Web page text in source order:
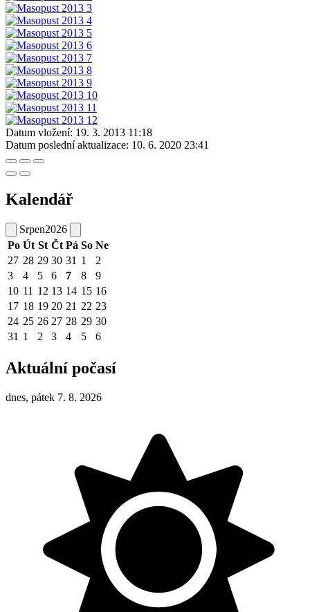
Datum vložení: 19. 3. 2013 11:18
Datum poslední aktualizace: 10. 6. 2020 23:41
Kalendář
Srpen2026
Po Út St Čt Pá So Ne
27 28 29 30 31 1
2
3
4 5 6 7 8
9
10 11 12 13 14 15 16
17 18 19 20 21 22 23
24 25 26 27 28 29 30
31 1 2 3 4 5 6
Aktuální počasí
dnes, pátek 7. 8. 2026